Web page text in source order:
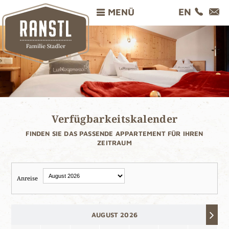
EN
Verfügbarkeitskalender
FINDEN SIE DAS PASSENDE APPARTEMENT FÜR IHREN
ZEITRAUM
Anreise
AUGUST 2026
MENÜ